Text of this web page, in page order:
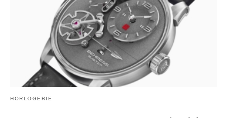
HORLOGERIE